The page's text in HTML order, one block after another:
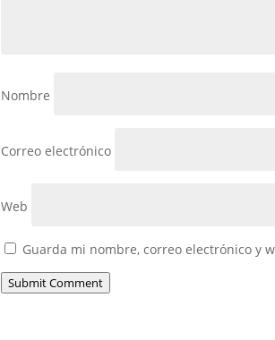
Nombre
Correo electrónico
Web
Guarda mi nombre, correo electrónico y
Submit Comment